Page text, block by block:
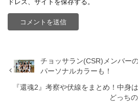
ドレス、サイトを保存する。
チョッサラン(CSR)メンバー
パーソナルカラーも！
『還魂2』考察や伏線をまとめ！中身
どっち